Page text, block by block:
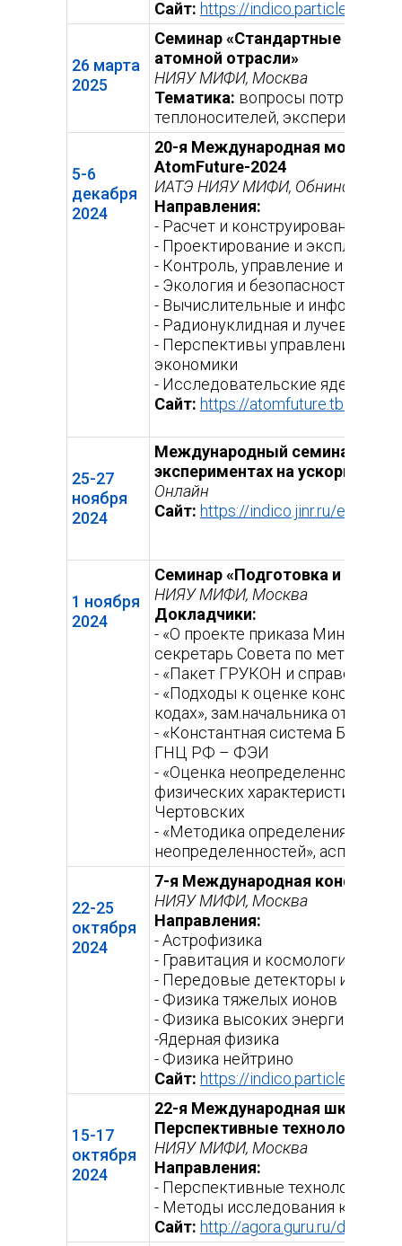
Сайт: https://
26 марта
2025
Семинар «Стандартные
атомной отрасли»
НИЯУ МИФИ, Москва
Тематика: вопросы
теплоносителей,
5-6
декабря
2024
20-я Международная
AtomFuture-2024
ИАТЭ НИЯУ МИФИ, Обнинск
Направления:
- Расчет и конструирование
- Проектирование и
- Контроль, управление и
- Экология и безопасность
- Вычислительные и
- Радионуклидная и лучевая
- Перспективы управления
экономики
- Исследовательские ядерные
Сайт: https://atomfuture.tb.ru/
25-27
ноября
2024
Международный семинар
экспериментах на
Онлайн
Сайт: https://indico.jinr.ru/event/
1 ноября
2024
Семинар «Подготовка и
НИЯУ МИФИ, Москва
Докладчики:
- «О проекте приказа
секретарь Совета по
- «Пакет ГРУКОН и справочник
- «Подходы к оценке
кодах», зам.начальника
- «Константная система БНАБ и
ГНЦ РФ – ФЭИ
- «Оценка неопределенности
физических характеристик в
Чертовских
- «Методика определения
неопределенностей»,
22-25
октября
2024
7-я Международная
НИЯУ МИФИ, Москва
Направления:
- Астрофизика
- Гравитация и космология
- Передовые детекторы и
- Физика тяжелых ионов
- Физика высоких энергий
-Ядерная физика
- Физика нейтрино
Сайт: https://
15-17
октября
2024
22-я Международная школа-
Перспективные технологии и
НИЯУ МИФИ, Москва
Направления:
- Перспективные технологии
- Методы исследования
Сайт: http://agora.guru.ru/